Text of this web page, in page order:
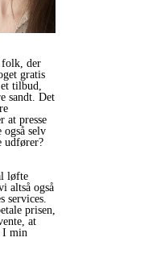
der
gratis
tilbud,
sandt. Det
at presse
også selv
udfører?
løfte
altså også
services.
prisen,
at
I min